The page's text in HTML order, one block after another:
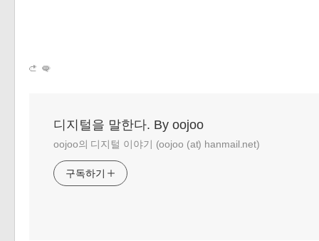
디지털을 말한다. By oojoo
oojoo의 디지털 이야기 (oojoo (at) hanmail.net)
구독하기